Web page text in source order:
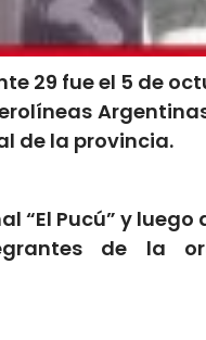
29 fue el 5 de
de la provincia.
“El Pucú” y
de la